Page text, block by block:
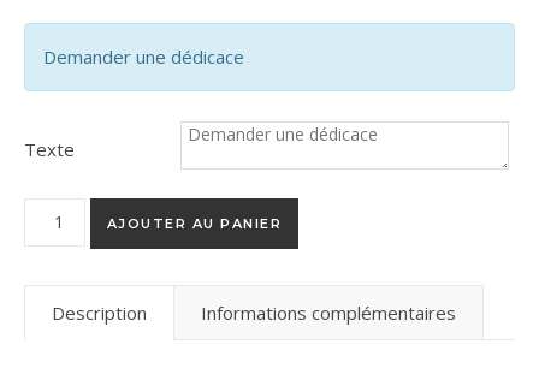
Demander une dédicace
Texte
quantité de L’Impasse
AJOUTER AU PANIER
Description Informations complémentaires